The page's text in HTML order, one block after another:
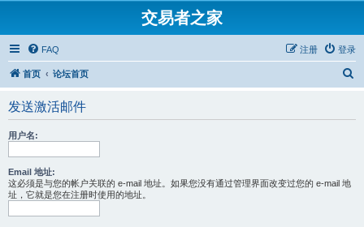
交易者之家
FAQ 登录
注册
首页 论坛首页
发送激活邮件
用户名:
Email 地址:
这必须是与您的帐户关联的 e-mail 地址。如果您没有通过管理界面改变过您的 e-mail 地
址，它就是您在注册时使用的地址。